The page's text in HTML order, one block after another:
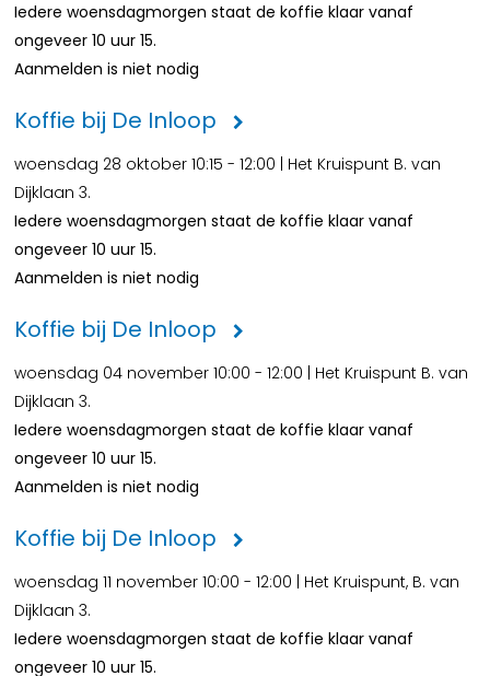
Iedere woensdagmorgen staat de koffie klaar vanaf
ongeveer 10 uur 15.
Aanmelden is niet nodig
Koffie bij De Inloop
woensdag 28 oktober 10:15 - 12:00 | Het Kruispunt B. van
Dijklaan 3.
Iedere woensdagmorgen staat de koffie klaar vanaf
ongeveer 10 uur 15.
Aanmelden is niet nodig
Koffie bij De Inloop
woensdag 04 november 10:00 - 12:00 | Het Kruispunt B. van
Dijklaan 3.
Iedere woensdagmorgen staat de koffie klaar vanaf
ongeveer 10 uur 15.
Aanmelden is niet nodig
Koffie bij De Inloop
woensdag 11 november 10:00 - 12:00 | Het Kruispunt, B. van
Dijklaan 3.
Iedere woensdagmorgen staat de koffie klaar vanaf
ongeveer 10 uur 15.